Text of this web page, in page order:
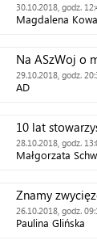
30.10.2018, godz.
Magdalena
Na ASzWoj o
29.10.2018, godz.
AD
10 lat
28.10.2018, godz.
Małgorzata
Znamy
26.10.2018, godz.
Paulina Glińska